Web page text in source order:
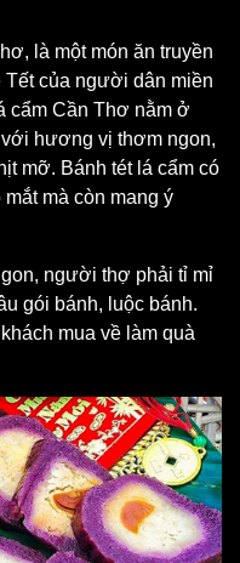
là một món ăn truyền
Tết của người dân miền
cẩm Cần Thơ nằm ở
hương vị thơm ngon,
mỡ. Bánh tét lá cẩm có
mà còn mang ý
người thợ phải tỉ mỉ
gói bánh, luộc bánh.
mua về làm quà